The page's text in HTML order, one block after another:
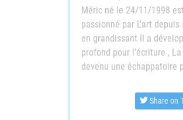
Méric né le 24/11/1998
passionné par L’art
en grandissant Il a
profond pour l’écriture ,
devenu une échappatoire
Share on